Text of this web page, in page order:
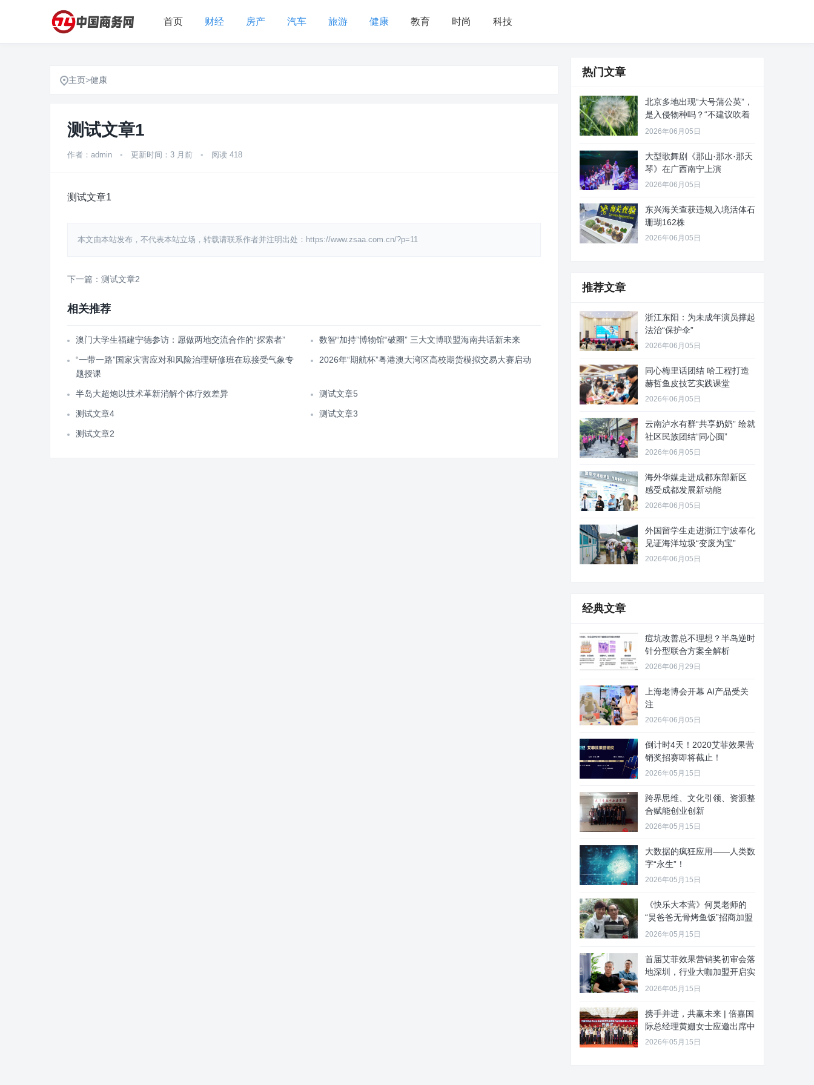
首页 财经 房产 汽车 旅游 健康 教育 时尚 科技
主页>健康
测试文章1
作者：admin • 更新时间：3 月前 • 阅读 418
测试文章1
本文由本站发布，不代表本站立场，转载请联系作者并注明出处：https://www.zsaa.com.cn/?p=11
下一篇：测试文章2
相关推荐
澳门大学生福建宁德参访：愿做两地交流合作的“探索者” 数智“加持”博物馆“破圈” 三大文博联盟海南共话新未来
“一带一路”国家灾害应对和风险治理研修班在琼接受气象专
题授课
2026年“期航杯”粤港澳大湾区高校期货模拟交易大赛启动
半岛大超炮以技术革新消解个体疗效差异 测试文章5
测试文章4 测试文章3
测试文章2
热门文章
北京多地出现“大号蒲公英”，
是入侵物种吗？“不建议吹着
玩
2026年06月05日
大型歌舞剧《那山·那水·那天
琴》在广西南宁上演
2026年06月05日
东兴海关查获违规入境活体石
珊瑚162株
2026年06月05日
推荐文章
浙江东阳：为未成年演员撑起
法治“保护伞”
2026年06月05日
同心梅里话团结 哈工程打造
赫哲鱼皮技艺实践课堂
2026年06月05日
云南泸水有群“共享奶奶” 绘就
社区民族团结“同心圆”
2026年06月05日
海外华媒走进成都东部新区
感受成都发展新动能
2026年06月05日
外国留学生走进浙江宁波奉化
见证海洋垃圾“变废为宝”
2026年06月05日
经典文章
痘坑改善总不理想？半岛逆时
针分型联合方案全解析
2026年06月29日
上海老博会开幕 AI产品受关
注
2026年06月05日
倒计时4天！2020艾菲效果营
销奖招赛即将截止！
2026年05月15日
跨界思维、文化引领、资源整
合赋能创业创新
2026年05月15日
大数据的疯狂应用——人类数
字“永生”！
2026年05月15日
《快乐大本营》何炅老师的
“炅爸爸无骨烤鱼饭”招商加盟
啦
2026年05月15日
首届艾菲效果营销奖初审会落
地深圳，行业大咖加盟开启实
效新
2026年05月15日
携手并进，共赢未来 | 倍嘉国
际总经理黄姗女士应邀出席中
2026年05月15日